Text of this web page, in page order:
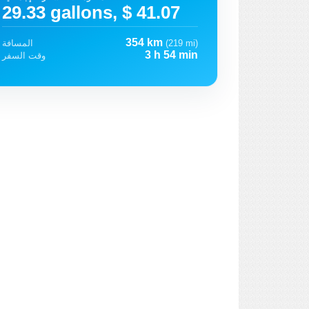
29.33 gallons, $ 41.07
المسافة 354 km (219 mi)
وقت السفر
3 h 54 min